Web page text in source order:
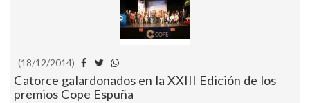
(18/12/2014)
Catorce galardonados en la XXIII Edición de los
premios Cope Espuña